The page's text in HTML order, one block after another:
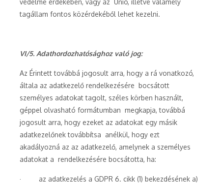
védelme érdekében, vagy az Unió, illetve valamely
tagállam fontos közérdekéből lehet kezelni.
VI/5. Adathordozhatósághoz való jog:
Az Érintett továbbá jogosult arra, hogy a rá vonatkozó,
általa az adatkezelő rendelkezésére bocsátott
személyes adatokat tagolt, széles körben használt,
géppel olvasható formátumban megkapja, továbbá
jogosult arra, hogy ezeket az adatokat egy másik
adatkezelőnek továbbítsa anélkül, hogy ezt
akadályozná az az adatkezelő, amelynek a személyes
adatokat a rendelkezésére bocsátotta, ha:
· az adatkezelés a GDPR 6. cikk (1) bekezdésének a)